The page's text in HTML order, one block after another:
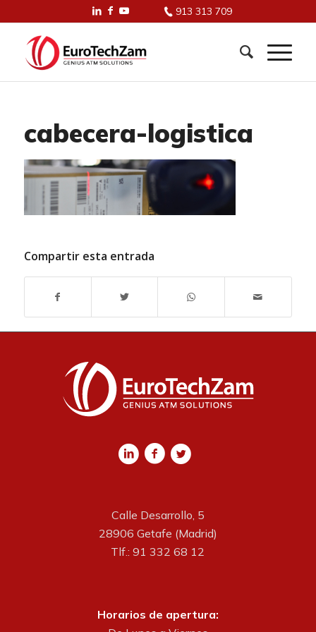
913 313 709
cabecera-logistica
Compartir esta entrada
Calle Desarrollo, 5
28906 Getafe (Madrid)
Tlf.: 91 332 68 12
Horarios de apertura: